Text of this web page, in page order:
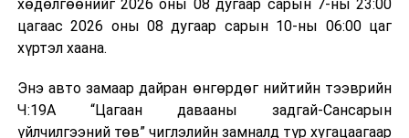
Япон, Герман, Швейцар, Нидерланд, Өмнөд Солонгос
зэрэг улс лаг хатаах, шатаах технологийг ашиглаж
байна. Тухайлбал, Германд лаг шатаах үйлдвэрээс
гарсан үнснээс фосфор сэргээн авах технологи
ашигладаг бол Нидерландад төвлөрсөн лаг
хөдөлгөөнийг 2026 оны 08 дугаар сарын 7-ны 23:00
цагаас 2026 оны 08 дугаар сарын 10-ны 06:00 цаг
хүртэл хаана.
Энэ авто замаар дайран өнгөрдөг нийтийн тээврийн
Ч:19А “Цагаан давааны задгай-Сансарын
үйлчилгээний төв” чиглэлийн замналд түр хугацаагаар